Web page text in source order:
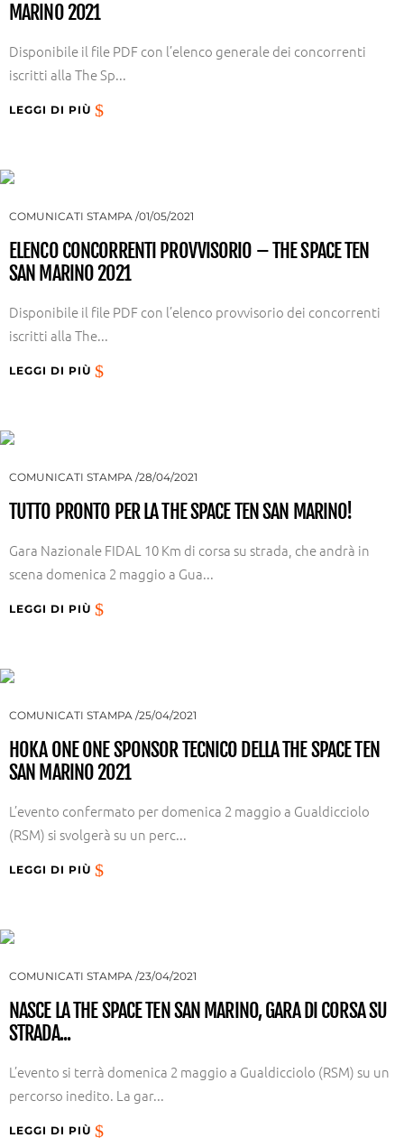
MARINO 2021
Disponibile il file PDF con l’elenco generale dei concorrenti
iscritti alla The Sp...
LEGGI DI PIÙ
COMUNICATI STAMPA 01/05/2021
ELENCO CONCORRENTI PROVVISORIO – THE SPACE TEN
SAN MARINO 2021
Disponibile il file PDF con l’elenco provvisorio dei concorrenti
iscritti alla The...
LEGGI DI PIÙ
COMUNICATI STAMPA 28/04/2021
TUTTO PRONTO PER LA THE SPACE TEN SAN MARINO!
Gara Nazionale FIDAL 10 Km di corsa su strada, che andrà in
scena domenica 2 maggio a Gua...
LEGGI DI PIÙ
COMUNICATI STAMPA 25/04/2021
HOKA ONE ONE SPONSOR TECNICO DELLA THE SPACE TEN
SAN MARINO 2021
L’evento confermato per domenica 2 maggio a Gualdicciolo
(RSM) si svolgerà su un perc...
LEGGI DI PIÙ
COMUNICATI STAMPA 23/04/2021
NASCE LA THE SPACE TEN SAN MARINO, GARA DI CORSA SU
STRADA...
L’evento si terrà domenica 2 maggio a Gualdicciolo (RSM) su un
percorso inedito. La gar...
LEGGI DI PIÙ